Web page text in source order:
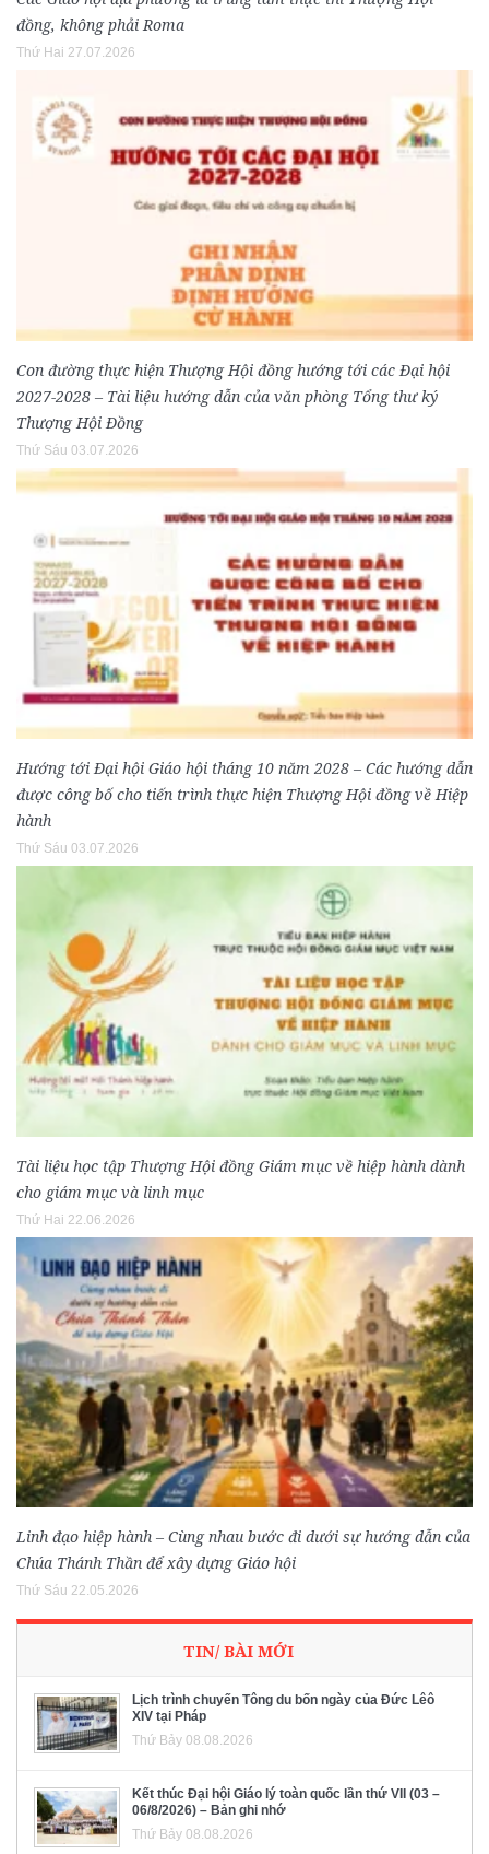
đồng, không phải Roma
Thứ Hai 27.07.2026
Con đường thực hiện Thượng Hội đồng hướng tới các Đại hội
2027-2028 – Tài liệu hướng dẫn của văn phòng Tổng thư ký
Thượng Hội Đồng
Thứ Sáu 03.07.2026
Hướng tới Đại hội Giáo hội tháng 10 năm 2028 – Các hướng dẫn
được công bố cho tiến trình thực hiện Thượng Hội đồng về Hiệp
hành
Thứ Sáu 03.07.2026
Tài liệu học tập Thượng Hội đồng Giám mục về hiệp hành dành
cho giám mục và linh mục
Thứ Hai 22.06.2026
Linh đạo hiệp hành – Cùng nhau bước đi dưới sự hướng dẫn của
Chúa Thánh Thần để xây dựng Giáo hội
Thứ Sáu 22.05.2026
TIN/ BÀI MỚI
Lịch trình chuyến Tông du bốn ngày của Đức Lêô
XIV tại Pháp
Thứ Bảy 08.08.2026
Kết thúc Đại hội Giáo lý toàn quốc lần thứ VII (03 –
06/8/2026) – Bản ghi nhớ
Thứ Bảy 08.08.2026